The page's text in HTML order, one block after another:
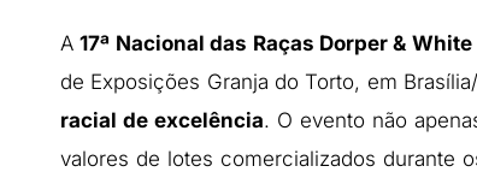
A17ª Nacional das Raças Dorper &
de Exposições Granja do Torto, em
racial de excelência. O evento não
valores de lotes comercializados durante